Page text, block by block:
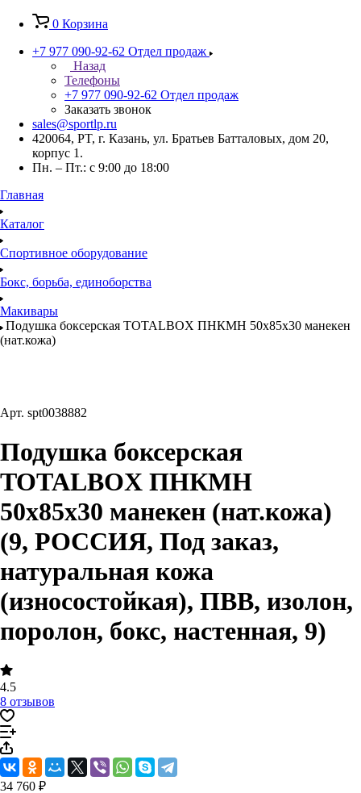
0 Корзина
+7 977 090-92-62 Отдел продаж
Назад
Телефоны
+7 977 090-92-62 Отдел продаж
Заказать звонок
sales@sportlp.ru
420064, PT, г. Казань, ул. Братьев Батталовых, дом 20,
корпус 1.
Пн. – Пт.: с 9:00 до 18:00
Главная
Каталог
Спортивное оборудование
Бокс, борьба, единоборства
Макивары
Подушка боксерская TOTALBOX ПНКМН 50х85х30 манекен
(нат.кожа)
Арт. spt0038882
Подушка боксерская
TOTALBOX ПНКМН
50х85х30 манекен (нат.кожа)
(9, РОССИЯ, Под заказ,
натуральная кожа
(износостойкая), ПВВ, изолон,
поролон, бокс, настенная, 9)
4.5
8 отзывов
34 760 ₽